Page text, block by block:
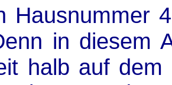
Hausnummer
in diesem
halb auf